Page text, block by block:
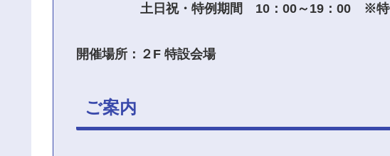
土日祝・特例期間 10：00～19：00
※特
開催場所：２F 特設会場
ご案内